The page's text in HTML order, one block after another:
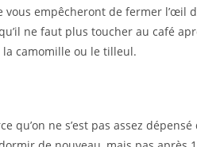
vous empêcheront de fermer l’œil
ne faut plus toucher au café
camomille ou le tilleul.
qu’on ne s’est pas assez